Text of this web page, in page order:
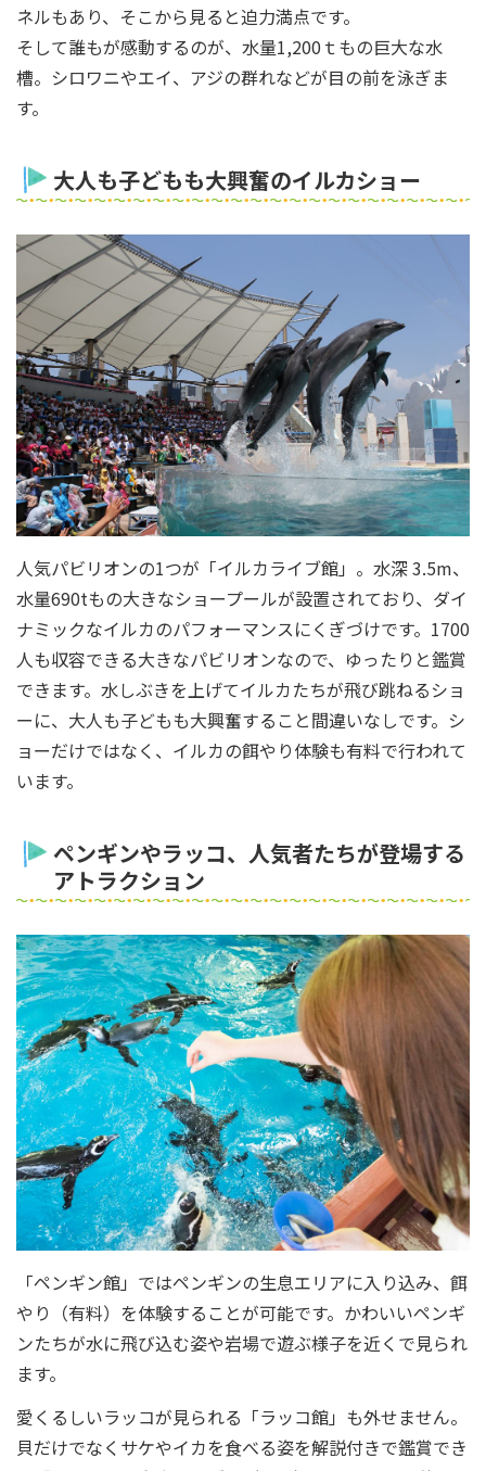
ネルもあり、そこから見ると迫力満点です。
そして誰もが感動するのが、水量1,200ｔもの巨大な水
槽。シロワニやエイ、アジの群れなどが目の前を泳ぎま
す。
大人も子どもも大興奮のイルカショー
人気パビリオンの1つが「イルカライブ館」。水深 3.5m、
水量690tもの大きなショープールが設置されており、ダイ
ナミックなイルカのパフォーマンスにくぎづけです。1700
人も収容できる大きなパビリオンなので、ゆったりと鑑賞
できます。水しぶきを上げてイルカたちが飛び跳ねるショ
ーに、大人も子どもも大興奮すること間違いなしです。シ
ョーだけではなく、イルカの餌やり体験も有料で行われて
います。
ペンギンやラッコ、人気者たちが登場する
アトラクション
「ペンギン館」ではペンギンの生息エリアに入り込み、餌
やり（有料）を体験することが可能です。かわいいペンギ
ンたちが水に飛び込む姿や岩場で遊ぶ様子を近くで見られ
ます。
愛くるしいラッコが見られる「ラッコ館」も外せません。
貝だけでなくサケやイカを食べる姿を解説付きで鑑賞でき